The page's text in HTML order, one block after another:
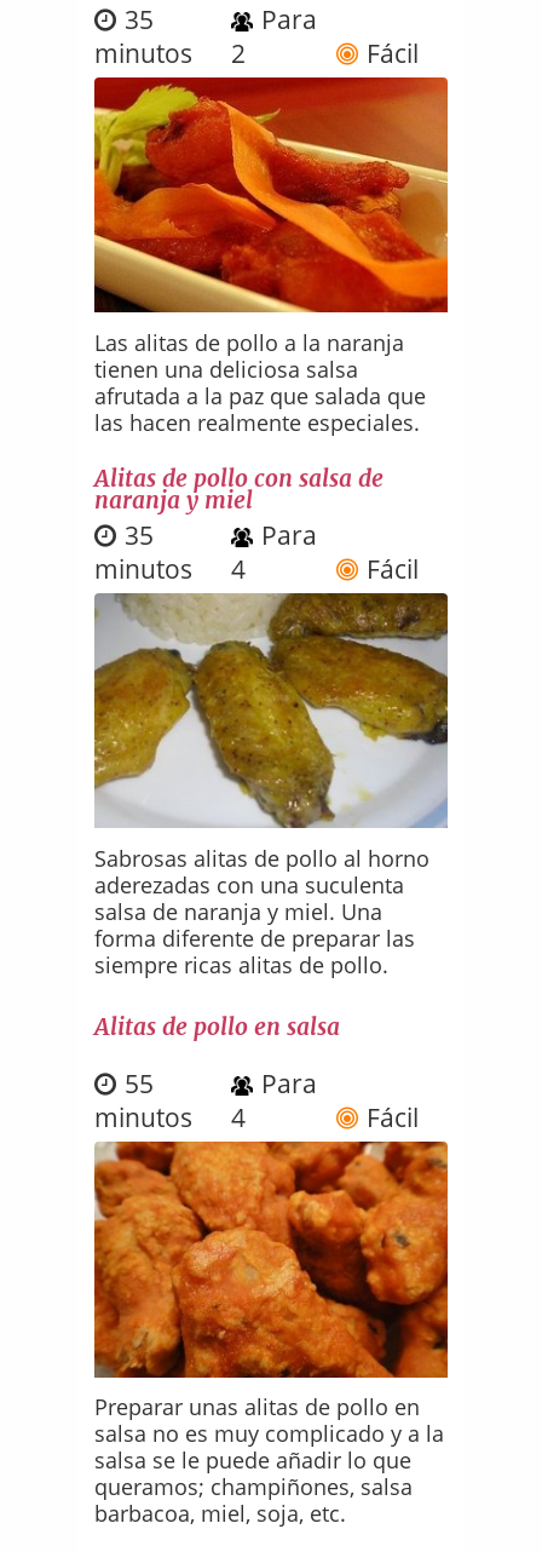
35
minutos
Para
2
Fácil
Las alitas de pollo a la naranja
tienen una deliciosa salsa
afrutada a la paz que salada que
las hacen realmente especiales.
Alitas de pollo con salsa de
naranja y miel
35
minutos
Para
4
Fácil
Sabrosas alitas de pollo al horno
aderezadas con una suculenta
salsa de naranja y miel. Una
forma diferente de preparar las
siempre ricas alitas de pollo.
Alitas de pollo en salsa
55
minutos
Para
4
Fácil
Preparar unas alitas de pollo en
salsa no es muy complicado y a la
salsa se le puede añadir lo que
queramos; champiñones, salsa
barbacoa, miel, soja, etc.